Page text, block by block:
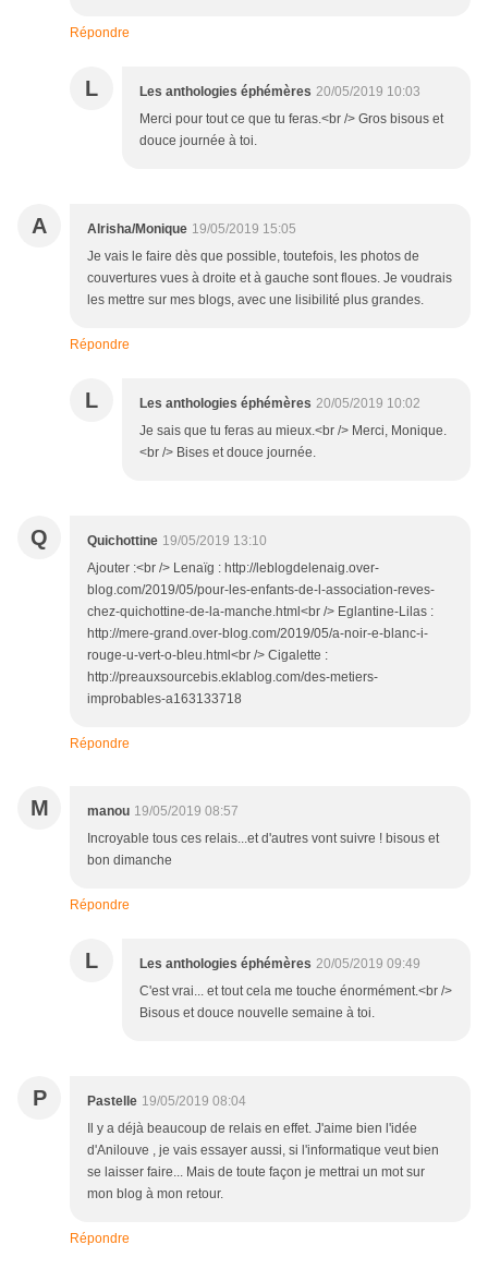
Répondre
L Les anthologies éphémères 20/05/2019 10:03
Merci pour tout ce que tu feras.<br /> Gros bisous et
douce journée à toi.
A Alrisha/Monique 19/05/2019 15:05
Je vais le faire dès que possible, toutefois, les photos de
couvertures vues à droite et à gauche sont floues. Je voudrais
les mettre sur mes blogs, avec une lisibilité plus grandes.
Répondre
L Les anthologies éphémères 20/05/2019 10:02
Je sais que tu feras au mieux.<br /> Merci, Monique.
<br /> Bises et douce journée.
Q Quichottine 19/05/2019 13:10
Ajouter :<br /> Lenaïg : http://leblogdelenaig.over-
blog.com/2019/05/pour-les-enfants-de-l-association-reves-
chez-quichottine-de-la-manche.html<br /> Eglantine-Lilas :
http://mere-grand.over-blog.com/2019/05/a-noir-e-blanc-i-
rouge-u-vert-o-bleu.html<br /> Cigalette :
http://preauxsourcebis.eklablog.com/des-metiers-
improbables-a163133718
Répondre
M manou 19/05/2019 08:57
Incroyable tous ces relais...et d'autres vont suivre ! bisous et
bon dimanche
Répondre
L Les anthologies éphémères 20/05/2019 09:49
C'est vrai... et tout cela me touche énormément.<br />
Bisous et douce nouvelle semaine à toi.
P Pastelle 19/05/2019 08:04
Il y a déjà beaucoup de relais en effet. J'aime bien l'idée
d'Anilouve , je vais essayer aussi, si l'informatique veut bien
se laisser faire... Mais de toute façon je mettrai un mot sur
mon blog à mon retour.
Répondre